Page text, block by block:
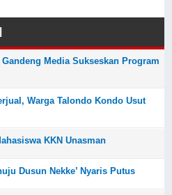
Media Sukseskan Program
Warga Talondo Kondo Usut
KKN Unasman
Dusun Nekke’ Nyaris Putus